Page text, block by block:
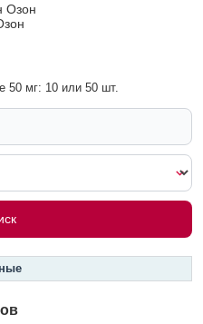
Озон
50 мг: 10 или 50 шт.